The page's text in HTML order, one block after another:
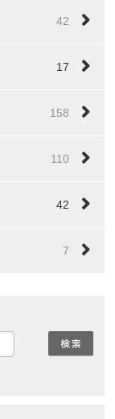
42
17
158
110
42
7